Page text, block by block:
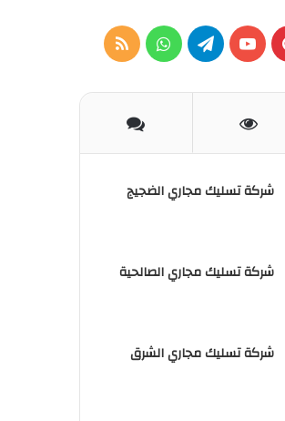
بينتيريستيوتيوبتيلقرامواتسابملخص
شركة تسليك مجاري الضجيج
شركة تسليك مجاري الصالحية
شركة تسليك مجاري الشرق